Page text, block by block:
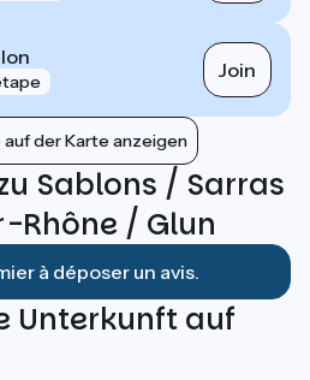
Join
auf der Karte anzeigen
Sablons / Sarras
Rhône / Glun
à déposer un avis.
Unterkunft auf